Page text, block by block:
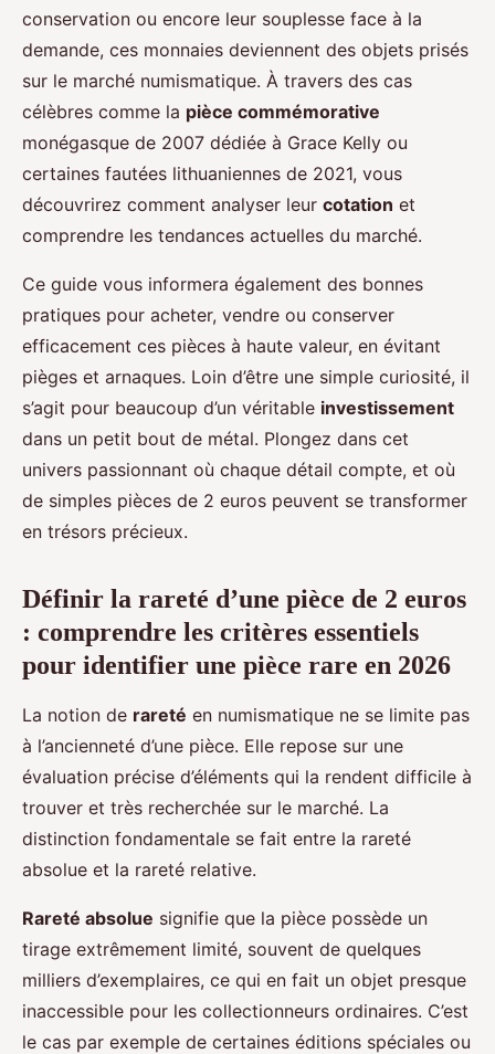
conservation ou encore leur souplesse face à la
demande, ces monnaies deviennent des objets prisés
sur le marché numismatique. À travers des cas
célèbres comme la pièce commémorative
monégasque de 2007 dédiée à Grace Kelly ou
certaines fautées lithuaniennes de 2021, vous
découvrirez comment analyser leur cotation et
comprendre les tendances actuelles du marché.
Ce guide vous informera également des bonnes
pratiques pour acheter, vendre ou conserver
efficacement ces pièces à haute valeur, en évitant
pièges et arnaques. Loin d’être une simple curiosité, il
s’agit pour beaucoup d’un véritable investissement
dans un petit bout de métal. Plongez dans cet
univers passionnant où chaque détail compte, et où
de simples pièces de 2 euros peuvent se transformer
en trésors précieux.
Définir la rareté d’une pièce de 2 euros
: comprendre les critères essentiels
pour identifier une pièce rare en 2026
La notion de rareté en numismatique ne se limite pas
à l’ancienneté d’une pièce. Elle repose sur une
évaluation précise d’éléments qui la rendent difficile à
trouver et très recherchée sur le marché. La
distinction fondamentale se fait entre la rareté
absolue et la rareté relative.
Rareté absolue signifie que la pièce possède un
tirage extrêmement limité, souvent de quelques
milliers d’exemplaires, ce qui en fait un objet presque
inaccessible pour les collectionneurs ordinaires. C’est
le cas par exemple de certaines éditions spéciales ou